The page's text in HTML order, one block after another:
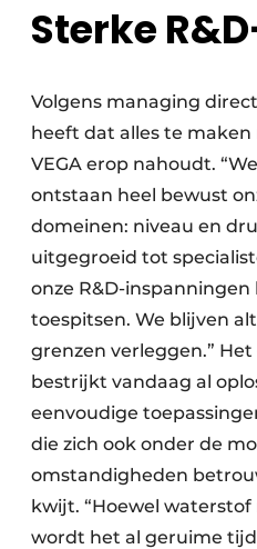
Sterke
Volgens managing
heeft dat alles te
VEGA erop nahoudt.
ontstaan heel bewust
domeinen: niveau en
uitgegroeid tot
onze R&D-
toespitsen. We blijven
grenzen verleggen.”
bestrijkt vandaag al
eenvoudige
die zich ook onder de
omstandigheden
kwijt. “Hoewel
wordt het al geruime